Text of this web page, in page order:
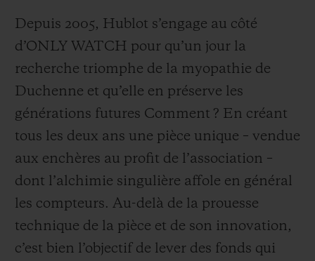
Depuis 2005, Hublot s’engage au côté
d’ONLY WATCH pour qu’un jour la
recherche triomphe de la myopathie de
Duchenne et qu’elle en préserve les
générations futures Comment ? En créant
tous les deux ans une pièce unique – vendue
aux enchères au profit de l’association –
dont l’alchimie singulière affole en général
les compteurs. Au-delà de la prouesse
technique de la pièce et de son innovation,
c’est bien l’objectif de lever des fonds qui
NOUS CONTACTER
TROUVER UNE BOUTIQUE